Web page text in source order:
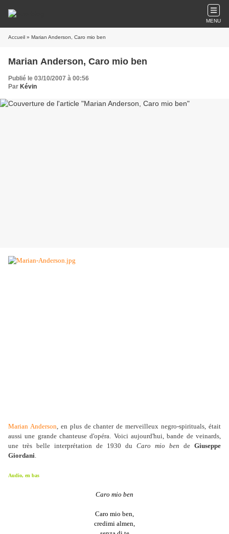
MENU
Accueil » Marian Anderson, Caro mio ben
Marian Anderson, Caro mio ben
Publié le 03/10/2007 à 00:56
Par Kévin
Marian Anderson, en plus de chanter de merveilleux negro-spirituals, était
aussi une grande chanteuse d'opéra. Voici aujourd'hui, bande de veinards,
une très belle interprétation de 1930 du Caro mio ben de Giuseppe
Giordani.
Audio, en bas
Caro mio ben
Caro mio ben,
credimi almen,